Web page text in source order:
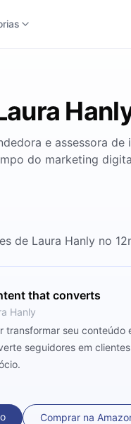
e assessora
do marketing
de Laura Hanly no
that converts
Hanly
transformar seu
seguidores em
Comprar na